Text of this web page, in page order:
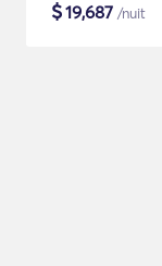
$19,687 /nuit